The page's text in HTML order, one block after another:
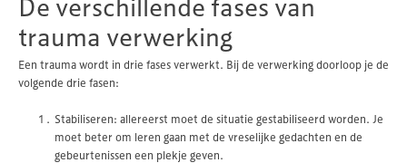
trauma verwerking
Een trauma wordt in drie fases verwerkt. Bij de verwerking doorloop je de
volgende drie fasen:
Stabiliseren: allereerst moet de situatie gestabiliseerd worden. Je
moet beter om leren gaan met de vreselijke gedachten en de
gebeurtenissen een plekje geven.